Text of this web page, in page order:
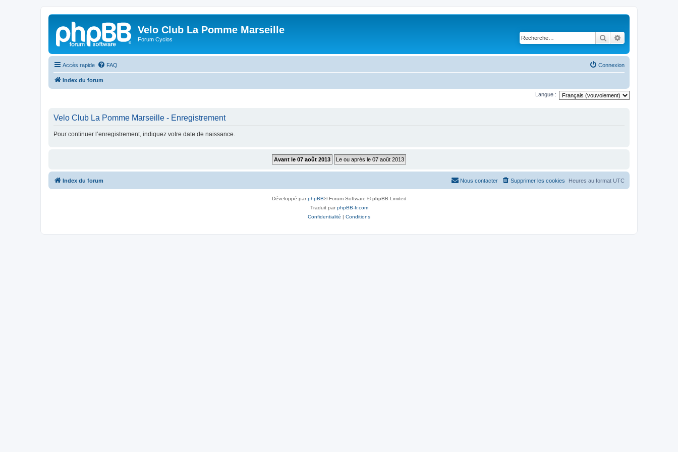
Velo Club La Pomme Marseille
Forum Cyclos Rechercher
Accès rapide FAQ Connexion
Index du forum
Langue :
Velo Club La Pomme Marseille - Enregistrement
Pour continuer l’enregistrement, indiquez votre date de naissance.
Index du forum Heures au format UTC
Supprimer les cookies
Nous contacter
Développé parphpBB® Forum Software © phpBB Limited
Traduit parphpBB-fr.com
Confidentialité | Conditions